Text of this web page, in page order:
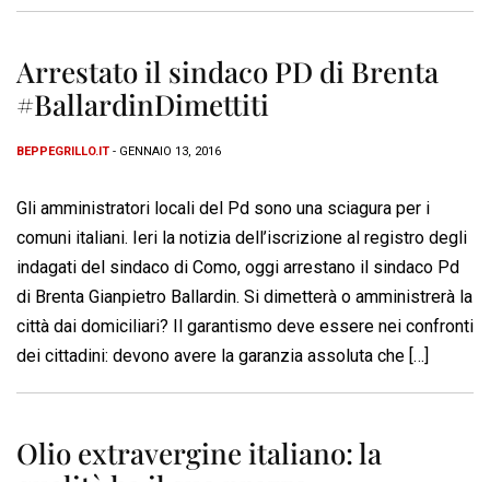
Arrestato il sindaco PD di Brenta
#BallardinDimettiti
BEPPEGRILLO.IT - GENNAIO 13, 2016
Gli amministratori locali del Pd sono una sciagura per i
comuni italiani. Ieri la notizia dell’iscrizione al registro degli
indagati del sindaco di Como, oggi arrestano il sindaco Pd
di Brenta Gianpietro Ballardin. Si dimetterà o amministrerà la
città dai domiciliari? Il garantismo deve essere nei confronti
dei cittadini: devono avere la garanzia assoluta che […]
Olio extravergine italiano: la